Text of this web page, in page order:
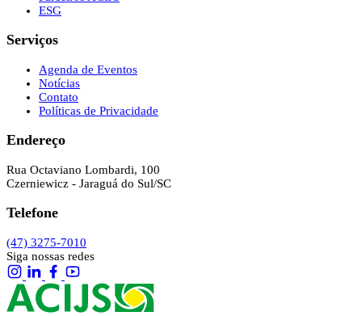
ESG
Serviços
Agenda de Eventos
Notícias
Contato
Políticas de Privacidade
Endereço
Rua Octaviano Lombardi, 100
Czerniewicz - Jaraguá do Sul/SC
Telefone
(47) 3275-7010
Siga nossas redes